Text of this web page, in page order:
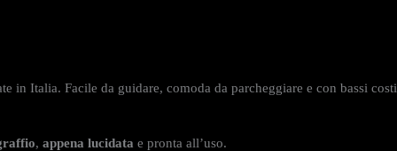
in Italia. Facile da guidare, comoda da parcheggiare e con bassi costi
, appena lucidata e pronta all’uso.